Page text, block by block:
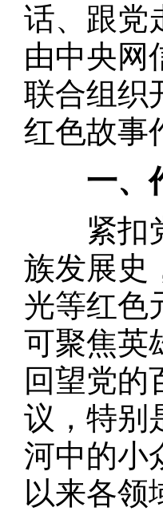
话、跟党
由中央网
联合组织
红色故事
一、
紧扣党
族发展史
光等红色
可聚焦英
回望党的
议，特别
河中的小
以来各领